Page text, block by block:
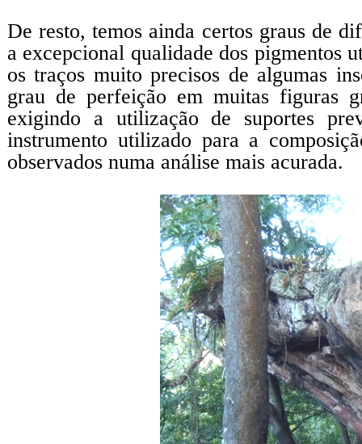
De resto, temos ainda certos graus de
a excepcional qualidade dos pigmentos
os traços muito precisos de algumas
grau de perfeição em muitas figuras
exigindo a utilização de suportes
instrumento utilizado para a
observados numa análise mais acurada.